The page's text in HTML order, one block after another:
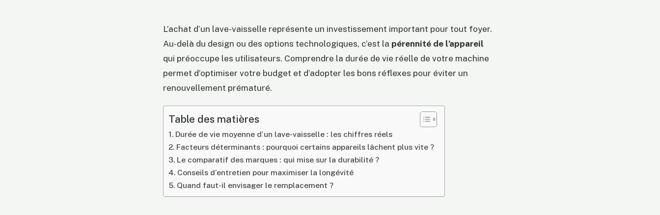
L’achat d’un lave-vaisselle représente un investissement important pour tout foyer.
Au-delà du design ou des options technologiques, c’est la pérennité de l’appareil
qui préoccupe les utilisateurs. Comprendre la durée de vie réelle de votre machine
permet d’optimiser votre budget et d’adopter les bons réflexes pour éviter un
renouvellement prématuré.
Table des matières
Durée de vie moyenne d’un lave-vaisselle : les chiffres réels
Facteurs déterminants : pourquoi certains appareils lâchent plus vite ?
Le comparatif des marques : qui mise sur la durabilité ?
Conseils d’entretien pour maximiser la longévité
Quand faut-il envisager le remplacement ?